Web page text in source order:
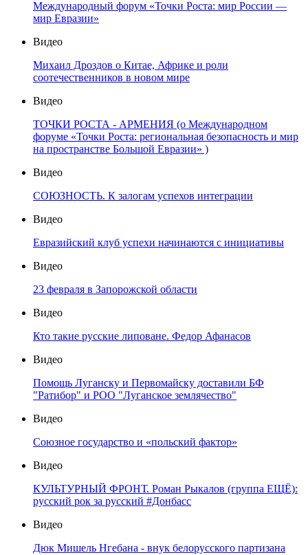
Международный форум «Точки Роста: мир России —
мир Евразии»
Видео
Михаил Дроздов о Китае, Африке и роли
соотечественников в новом мире
Видео
ТОЧКИ РОСТА - АРМЕНИЯ (о Международном
форуме «Точки Роста: региональная безопасность и мир
на пространстве Большой Евразии» )
Видео
СОЮЗНОСТЬ. К залогам успехов интеграции
Видео
Евразийский клуб успехи начинаются с инициативы
Видео
23 февраля в Запорожской области
Видео
Кто такие русские липоване. Федор Афанасов
Видео
Помощь Луганску и Первомайску доставили БФ
"Ратибор" и РОО "Луганское землячество"
Видео
Союзное государство и «польский фактор»
Видео
КУЛЬТУРНЫЙ ФРОНТ. Роман Рыкалов (группа ЕЩЁ):
русский рок за русский #Донбасс
Видео
Дюк Мишель Нгебана - внук белорусского партизана